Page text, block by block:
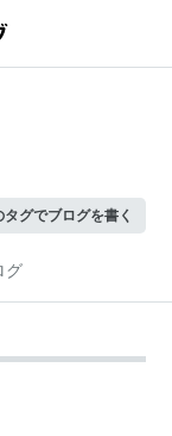
タグでブログを書く
グ